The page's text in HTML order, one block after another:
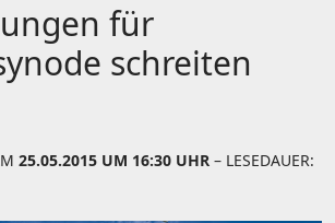
für
schreiten
25.05.2015 UM 16:30 UHR – LESEDAUER: